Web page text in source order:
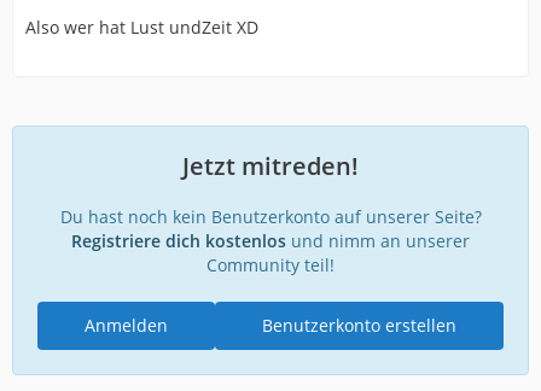
Also wer hat Lust undZeit XD
Jetzt mitreden!
Du hast noch kein Benutzerkonto auf unserer Seite?
Registriere dich kostenlos und nimm an unserer
Community teil!
Benutzerkonto erstellen
Anmelden